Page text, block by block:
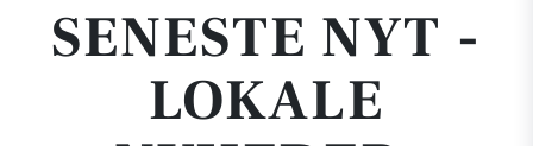
SENESTE NYT -
LOKALE